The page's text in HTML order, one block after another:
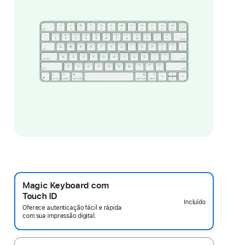
Magic Keyboard com
Touch ID
Oferece autenticação fácil e rápida
com sua impressão digital.
Incluído